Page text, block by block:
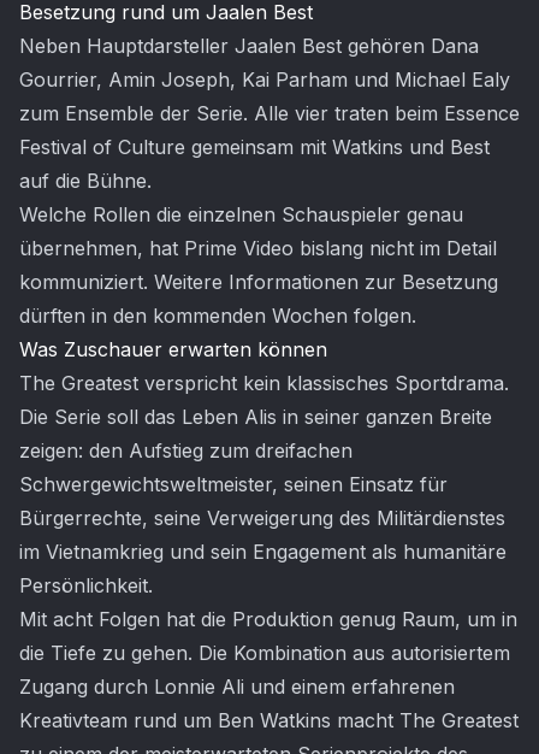
Besetzung rund um Jaalen Best
Neben Hauptdarsteller Jaalen Best gehören Dana
Gourrier, Amin Joseph, Kai Parham und Michael Ealy
zum Ensemble der Serie. Alle vier traten beim Essence
Festival of Culture gemeinsam mit Watkins und Best
auf die Bühne.
Welche Rollen die einzelnen Schauspieler genau
übernehmen, hat Prime Video bislang nicht im Detail
kommuniziert. Weitere Informationen zur Besetzung
dürften in den kommenden Wochen folgen.
Was Zuschauer erwarten können
The Greatest verspricht kein klassisches Sportdrama.
Die Serie soll das Leben Alis in seiner ganzen Breite
zeigen: den Aufstieg zum dreifachen
Schwergewichtsweltmeister, seinen Einsatz für
Bürgerrechte, seine Verweigerung des Militärdienstes
im Vietnamkrieg und sein Engagement als humanitäre
Persönlichkeit.
Mit acht Folgen hat die Produktion genug Raum, um in
die Tiefe zu gehen. Die Kombination aus autorisiertem
Zugang durch Lonnie Ali und einem erfahrenen
Kreativteam rund um Ben Watkins macht The Greatest